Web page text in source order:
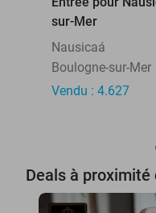
sur-Mer
Nausicaá
Boulogne-sur-Mer
Vendu : 4.627
Deals à proximité